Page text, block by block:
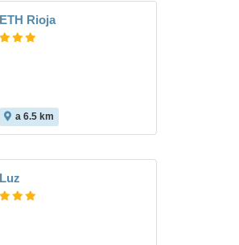
ETH Rioja
a 6.5 km
Luz